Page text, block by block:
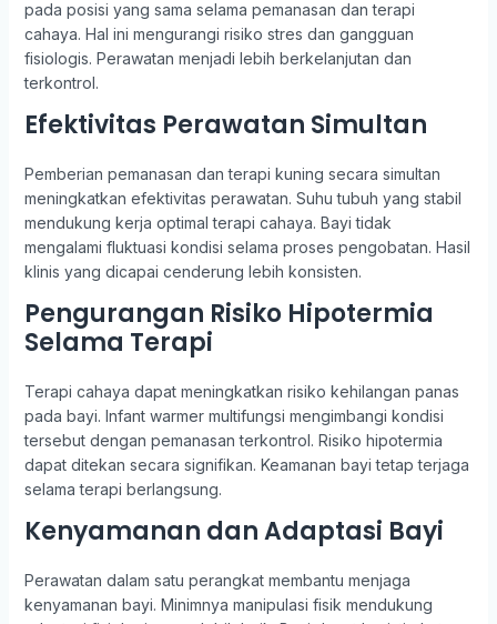
pada posisi yang sama selama pemanasan dan terapi
cahaya. Hal ini mengurangi risiko stres dan gangguan
fisiologis. Perawatan menjadi lebih berkelanjutan dan
terkontrol.
Efektivitas Perawatan Simultan
Pemberian pemanasan dan terapi kuning secara simultan
meningkatkan efektivitas perawatan. Suhu tubuh yang stabil
mendukung kerja optimal terapi cahaya. Bayi tidak
mengalami fluktuasi kondisi selama proses pengobatan. Hasil
klinis yang dicapai cenderung lebih konsisten.
Pengurangan Risiko Hipotermia
Selama Terapi
Terapi cahaya dapat meningkatkan risiko kehilangan panas
pada bayi. Infant warmer multifungsi mengimbangi kondisi
tersebut dengan pemanasan terkontrol. Risiko hipotermia
dapat ditekan secara signifikan. Keamanan bayi tetap terjaga
selama terapi berlangsung.
Kenyamanan dan Adaptasi Bayi
Perawatan dalam satu perangkat membantu menjaga
kenyamanan bayi. Minimnya manipulasi fisik mendukung